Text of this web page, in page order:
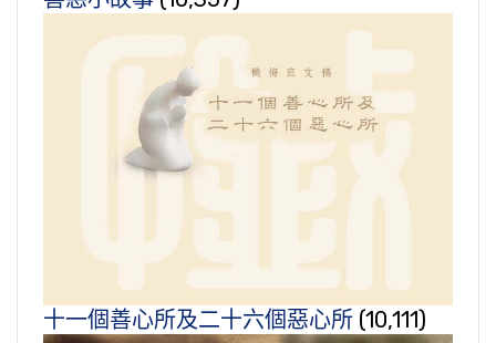
十一個善心所及二十六個惡心所 (10,111)